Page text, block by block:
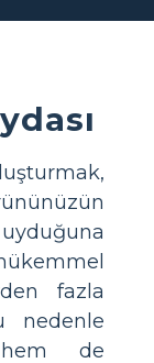
fazla
nedenle
de